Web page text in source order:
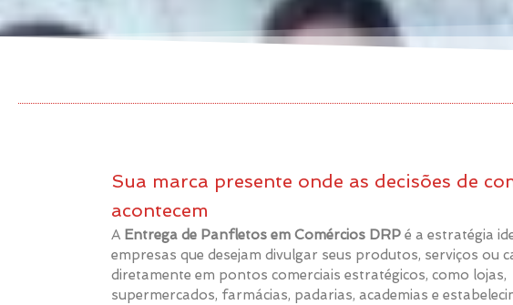
Sua marca presente onde as decisões de
acontecem
A Entrega de Panfletos em Comércios DRP é a estratégia
empresas que desejam divulgar seus produtos, serviços ou
diretamente em pontos comerciais estratégicos, como lojas,
supermercados, farmácias, padarias, academias e